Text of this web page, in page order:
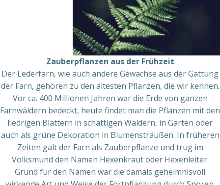
Zauberpflanzen aus der Frühzeit
Der Lederfarn, wie auch andere Gewächse aus der Gattung
der Farn, gehören zu den ältesten Pflanzen, die wir kennen.
Vor ca. 400 Millionen Jahren war die Erde von ganzen
Farnwäldern bedeckt, heute findet man die Pflanzen mit den
fiedrigen Blättern in schattigen Wäldern, in Gärten oder
auch als grüne Dekoration in Blumensträußen. In früheren
Zeiten galt der Farn als Zauberpflanze und trug im
Volksmund den Namen Hexenkraut oder Hexenleiter.
Grund für den Namen war die damals geheimnisvoll